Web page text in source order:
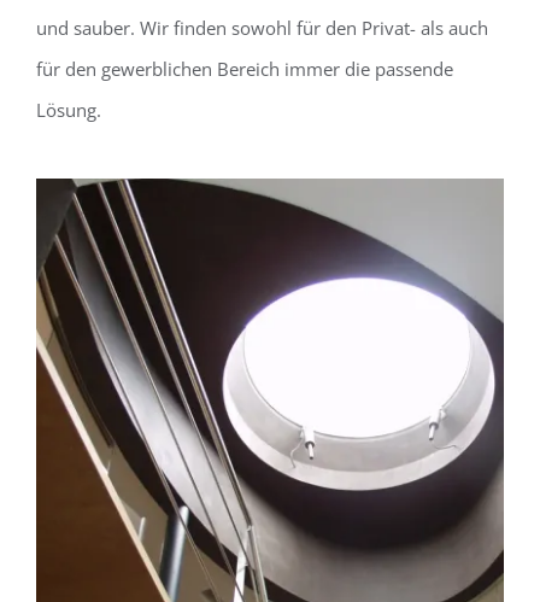
und sauber. Wir finden sowohl für den Privat- als auch
für den gewerblichen Bereich immer die passende
Lösung.